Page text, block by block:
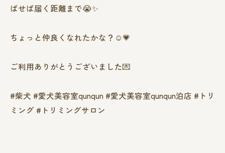
ばせば届く距離まで😭✨
ちょっと仲良くなれたかな？☺️💗
ご利用ありがとうございました💌
#柴犬 #愛犬美容室qunqun #愛犬美容室qunqun泊店 #トリ
ミング #トリミングサロン